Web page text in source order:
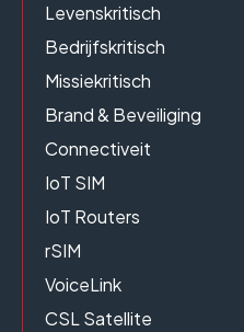
Levenskritisch
Bedrijfskritisch
Missiekritisch
Brand & Beveiliging
Connectiveit
IoT SIM
IoT Routers
rSIM
VoiceLink
CSL Satellite